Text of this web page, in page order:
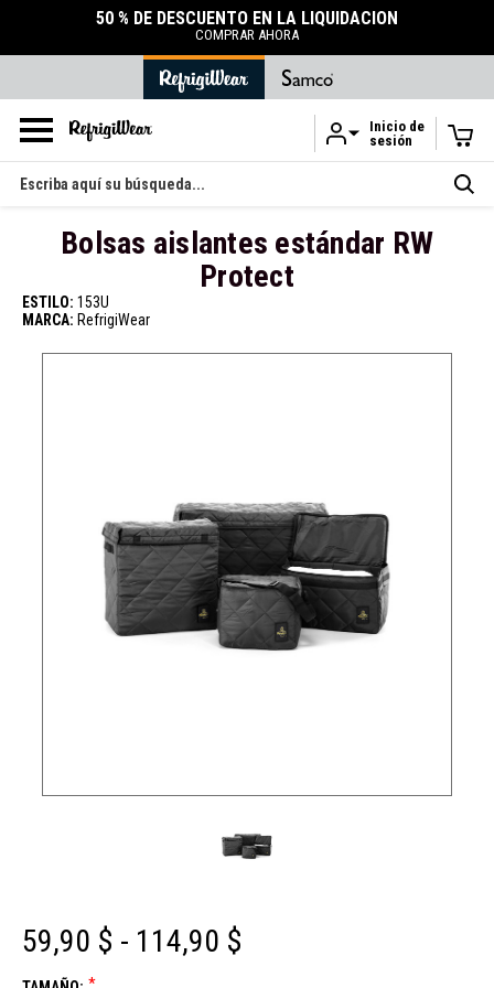
Ir al contenido principal
50 % DE DESCUENTO EN LA LIQUIDACIÓN
COMPRAR AHORA
Inicio de
sesión
Buscar
en
Bolsas aislantes estándar RW
Protect
ESTILO: 153U
MARCA: RefrigiWear
59,90 $ - 114,90 $
*